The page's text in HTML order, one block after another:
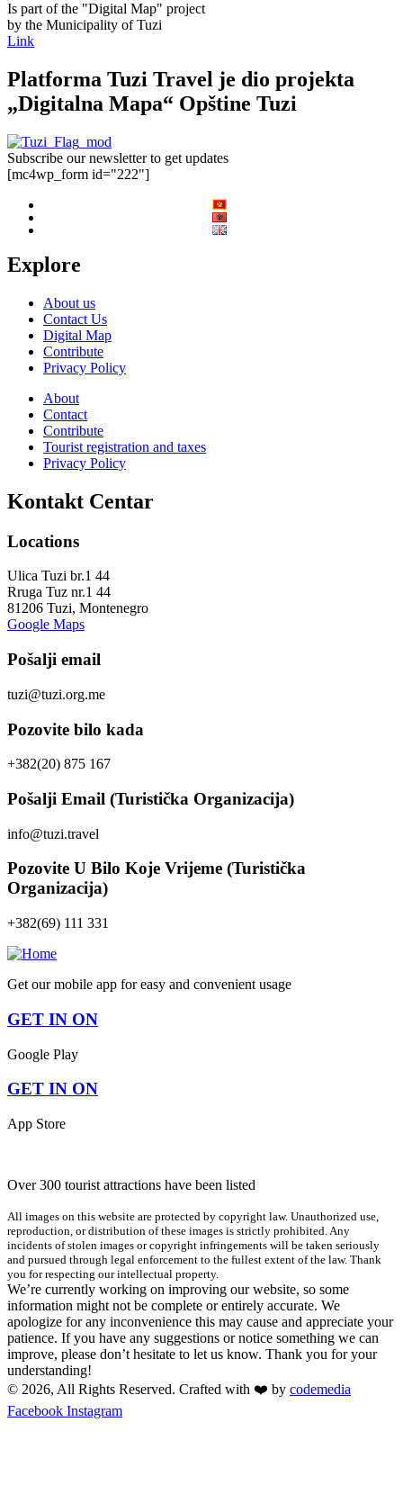
Is part of the "Digital Map" project
by the Municipality of Tuzi
Link
Platforma Tuzi Travel je dio projekta
„Digitalna Mapa“ Opštine Tuzi
Subscribe our newsletter to get updates
[mc4wp_form id="222"]
Explore
About us
Contact Us
Digital Map
Contribute
Privacy Policy
About
Contact
Contribute
Tourist registration and taxes
Privacy Policy
Kontakt Centar
Locations
Ulica Tuzi br.1 44
Rruga Tuz nr.1 44
81206 Tuzi, Montenegro
Google Maps
Pošalji email
tuzi@tuzi.org.me
Pozovite bilo kada
+382(20) 875 167
Pošalji Email (Turistička Organizacija)
info@tuzi.travel
Pozovite U Bilo Koje Vrijeme (Turistička
Organizacija)
+382(69) 111 331
Get our mobile app for easy and convenient usage
GET IN ON
Google Play
GET IN ON
App Store
Over 300 tourist attractions have been listed
All images on this website are protected by copyright law. Unauthorized use,
reproduction, or distribution of these images is strictly prohibited. Any
incidents of stolen images or copyright infringements will be taken seriously
and pursued through legal enforcement to the fullest extent of the law. Thank
you for respecting our intellectual property.
We’re currently working on improving our website, so some
information might not be complete or entirely accurate. We
apologize for any inconvenience this may cause and appreciate your
patience. If you have any suggestions or notice something we can
improve, please don’t hesitate to let us know. Thank you for your
understanding!
© 2026, All Rights Reserved. Crafted with ❤️ by codemedia
Facebook Instagram